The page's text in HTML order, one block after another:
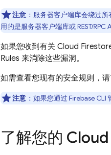
注意 ：服务器客户端库会绕过所
用的是服务器客户端库或 REST/RPC
如果您收到有关 Cloud
Rules 来消除这些漏洞。
如需查看您现有的安全规则，
注意 ：如果您通过 FirebaseCLI
了解您的